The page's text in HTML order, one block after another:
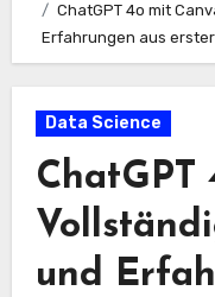
ChatGPT 4o mit
Erfahrungen aus
Data Science
ChatGPT
und